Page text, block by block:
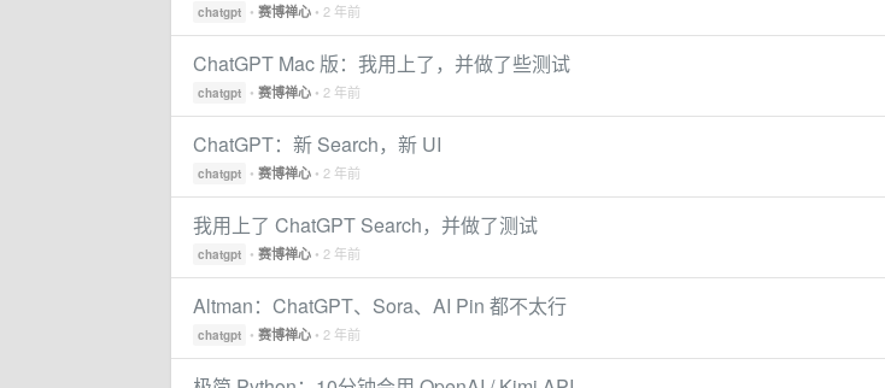
chatgpt • 赛博禅心 • 2 年前
ChatGPT Mac 版：我用上了，并做了些测试
chatgpt • 赛博禅心 • 2 年前
ChatGPT：新 Search，新 UI
chatgpt • 赛博禅心 • 2 年前
我用上了 ChatGPT Search，并做了测试
chatgpt • 赛博禅心 • 2 年前
Altman：ChatGPT、Sora、AI Pin 都不太行
chatgpt • 赛博禅心 • 2 年前